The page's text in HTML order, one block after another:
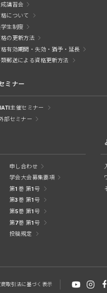
講習会
について
学生制度
の更新方法
有効期間・失効・猶予・延長
郵送による資格更新方法
ミナー
主催セミナー
部セミナー
申し合わせ
学会大会募集要項
第1巻 第1号
第3巻 第1号
第5巻 第1号
第7巻 第1号
投稿規定
取引法に基づく表示